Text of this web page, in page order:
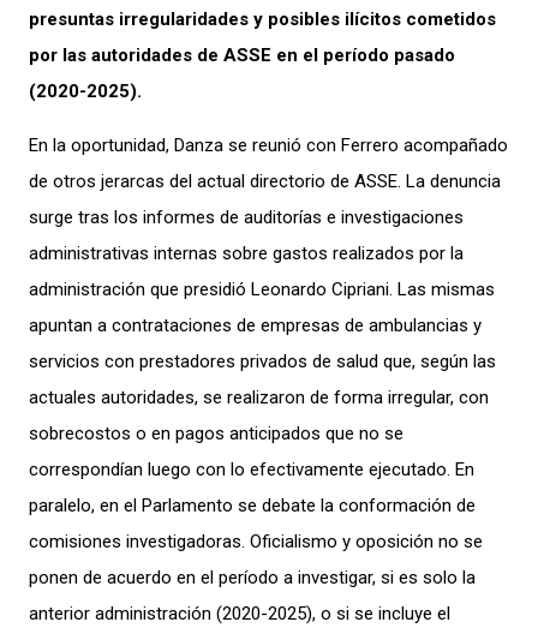
presuntas irregularidades y posibles ilícitos cometidos
por las autoridades de ASSE en el período pasado
(2020-2025).
En la oportunidad, Danza se reunió con Ferrero acompañado
de otros jerarcas del actual directorio de ASSE. La denuncia
surge tras los informes de auditorías e investigaciones
administrativas internas sobre gastos realizados por la
administración que presidió Leonardo Cipriani. Las mismas
apuntan a contrataciones de empresas de ambulancias y
servicios con prestadores privados de salud que, según las
actuales autoridades, se realizaron de forma irregular, con
sobrecostos o en pagos anticipados que no se
correspondían luego con lo efectivamente ejecutado. En
paralelo, en el Parlamento se debate la conformación de
comisiones investigadoras. Oficialismo y oposición no se
ponen de acuerdo en el período a investigar, si es solo la
anterior administración (2020-2025), o si se incluye el